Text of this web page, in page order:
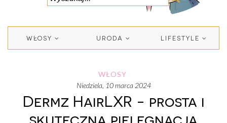
WŁOSY URODA LIFESTYLE
WŁOSY
niedziela, 10 marca 2024
Dermz HairLXR - prosta i
skuteczna pielęgnacja